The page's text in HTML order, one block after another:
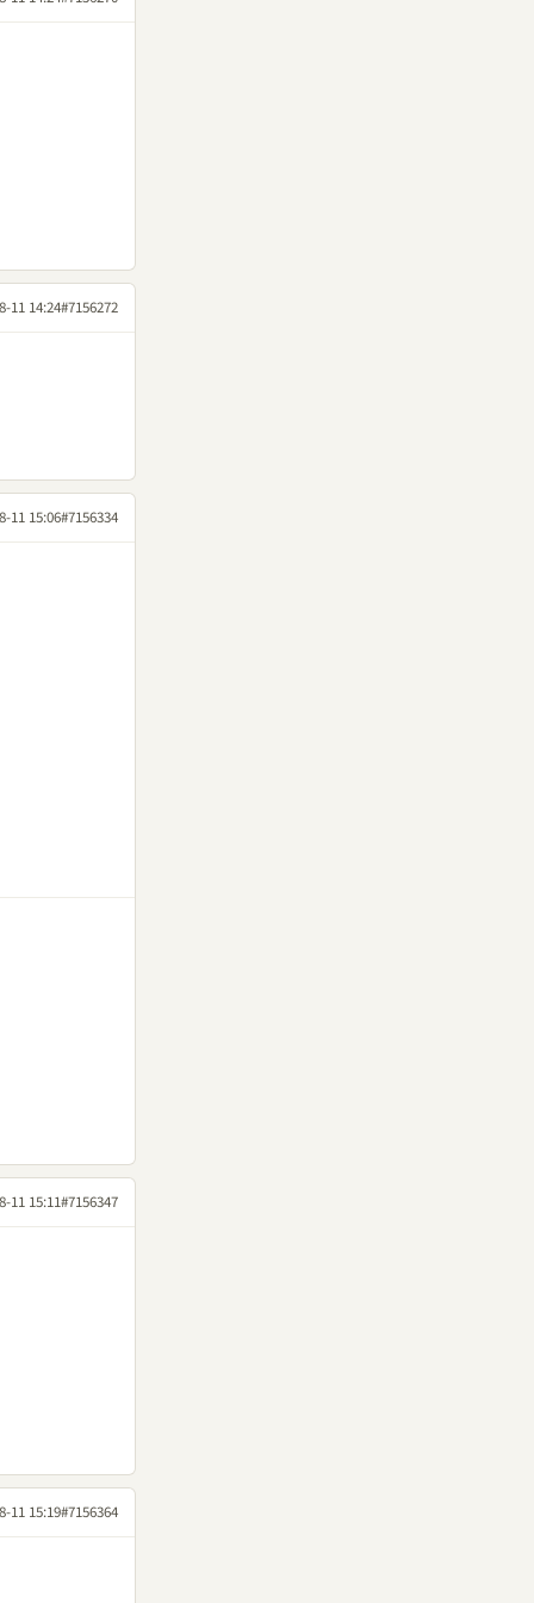
11 14:24#7156272
11 15:06#7156334
11 15:11#7156347
11 15:19#7156364